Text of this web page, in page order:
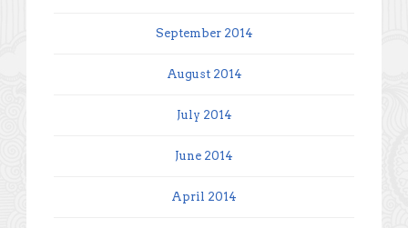
September 2014
August 2014
July 2014
June 2014
April 2014